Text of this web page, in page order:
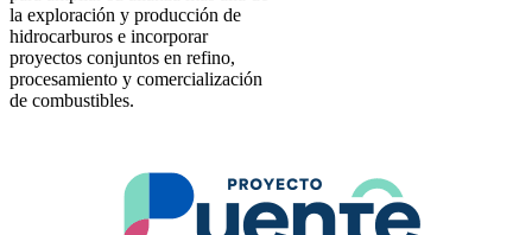
la exploración y producción de
hidrocarburos e incorporar
proyectos conjuntos en refino,
procesamiento y comercialización
de combustibles.